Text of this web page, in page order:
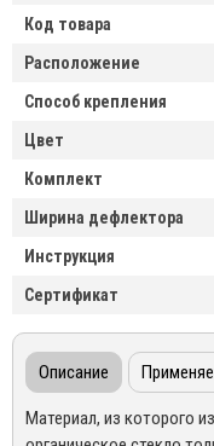
Код товара
Расположение
Способ крепления
Цвет
Комплект
Ширина дефлектора
Инструкция
Сертификат
Описание
Материал, из которого